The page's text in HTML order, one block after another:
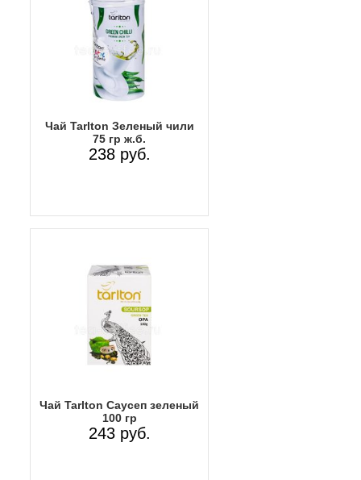
Чай Tarlton Зеленый чили
75 гр ж.б.
238 руб.
Чай Tarlton Саусеп зеленый
100 гр
243 руб.